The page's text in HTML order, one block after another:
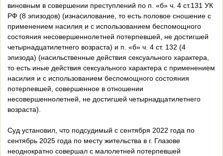
виновным в совершении преступлений по п. «б» ч. 4 ст.131 УК
РФ (8 эпизодов) (изнасилование, то есть половое сношение с
применением насилия и с использованием беспомощного
состояния несовершеннолетней потерпевшей, не достигшей
четырнадцатилетнего возраста) и п. «б» ч. 4 ст. 132 (4
эпизода) (насильственные действия сексуального характера,
то есть иные действия сексуального характера с применением
насилия и с использованием беспомощного состояния
потерпевшей, совершенное в отношении
несовершеннолетней, не достигшей четырнадцатилетнего
возраста).
Суд установил, что подсудимый с сентября 2022 года по
сентябрь 2025 года по месту жительства в г. Глазове
неоднократно совершал с малолетней потерпевшей